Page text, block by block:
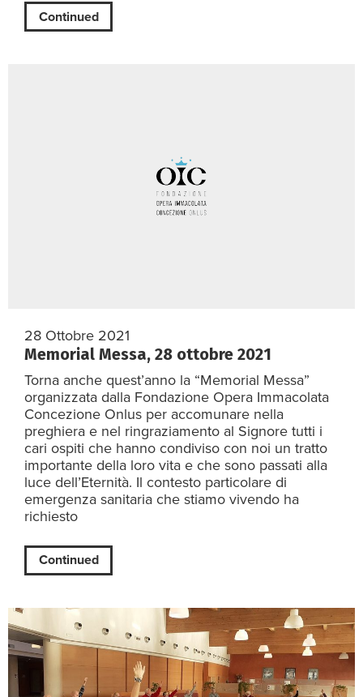
Continued
28 Ottobre 2021
Memorial Messa, 28 ottobre 2021
Torna anche quest’anno la “Memorial Messa”
organizzata dalla Fondazione Opera Immacolata
Concezione Onlus per accomunare nella
preghiera e nel ringraziamento al Signore tutti i
cari ospiti che hanno condiviso con noi un tratto
importante della loro vita e che sono passati alla
luce dell’Eternità. Il contesto particolare di
emergenza sanitaria che stiamo vivendo ha
richiesto
Continued